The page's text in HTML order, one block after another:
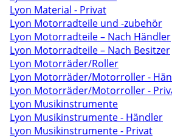
Lyon Material - Privat
Lyon Motorradteile und -zubehör
Lyon Motorradteile – Nach Händler
Lyon Motorradteile – Nach Besitzer
Lyon Motorräder/Roller
Lyon Motorräder/Motorroller -
Lyon Motorräder/Motorroller -
Lyon Musikinstrumente
Lyon Musikinstrumente - Händler
Lyon Musikinstrumente - Privat